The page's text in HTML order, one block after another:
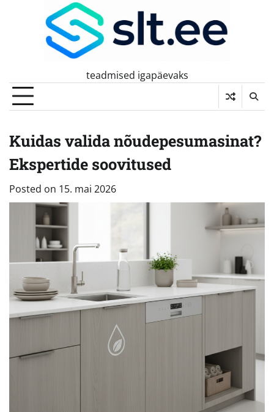
teadmised igapäevaks
Kuidas valida nõudepesumasinat?
Ekspertide soovitused
Posted on 15. mai 2026